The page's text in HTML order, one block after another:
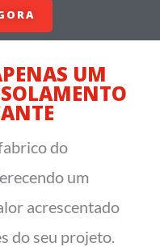
UM
do
um
acrescentado
do seu projeto.